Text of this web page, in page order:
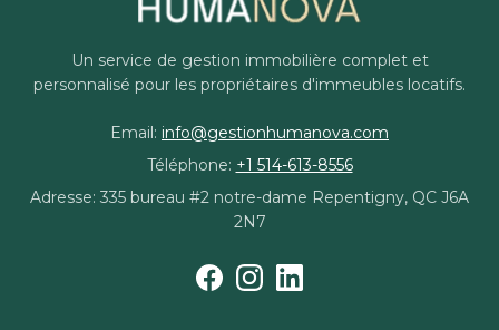
Un service de gestion immobilière complet et
personnalisé pour les propriétaires d'immeubles locatifs.
Email: info@gestionhumanova.com
Téléphone: +1 514-613-8556
Adresse: 335 bureau #2 notre-dame Repentigny, QC J6A
2N7